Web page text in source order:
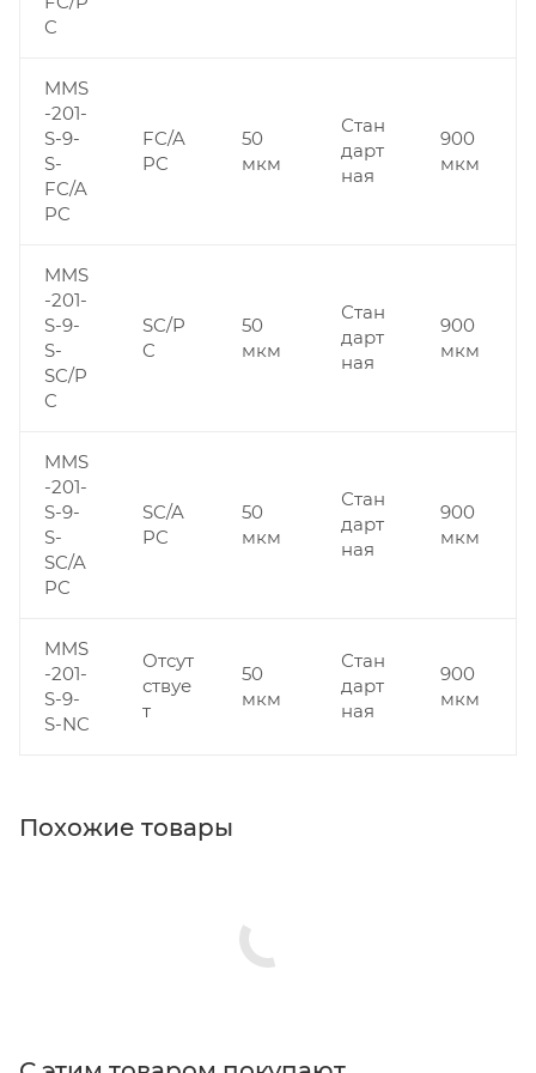
C
MMS
-201-
S-9-
S-
FC/A
PC
FC/A
PC
50
мкм
Стан
дарт
ная
900
мкм
MMS
-201-
S-9-
S-
SC/P
C
SC/P
C
50
мкм
Стан
дарт
ная
900
мкм
MMS
-201-
S-9-
S-
SC/A
PC
SC/A
PC
50
мкм
Стан
дарт
ная
900
мкм
MMS
-201-
S-9-
S-NC
Отсут
ствуе
т
50
мкм
Стан
дарт
ная
900
мкм
Похожие товары